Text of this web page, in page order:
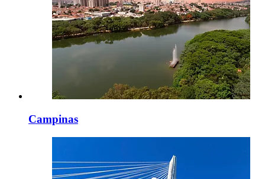
Campinas